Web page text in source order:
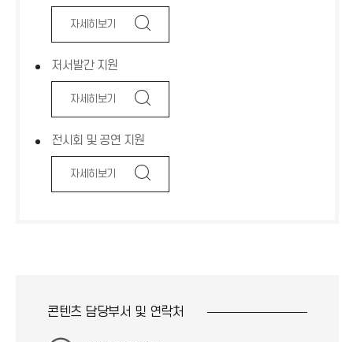
이
콘
돋
아
이
콘
자세히보기
저서발간 지원
돋
아
이
콘
자세히보기
전시회 및 공연 지원
돋
자세히보기
콘텐츠 담당부서 및 연락처